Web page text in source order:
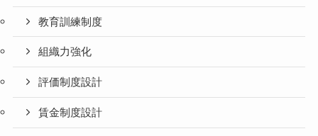
教育訓練制度
組織力強化
評価制度設計
賃金制度設計